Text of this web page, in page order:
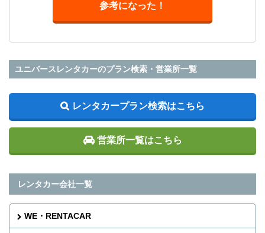
参考になった！
ユニバースレンタカーのプラン検索・営業所一覧
レンタカープラン検索はこちら
営業所一覧はこちら
レンタカー会社一覧
WE・RENTACAR